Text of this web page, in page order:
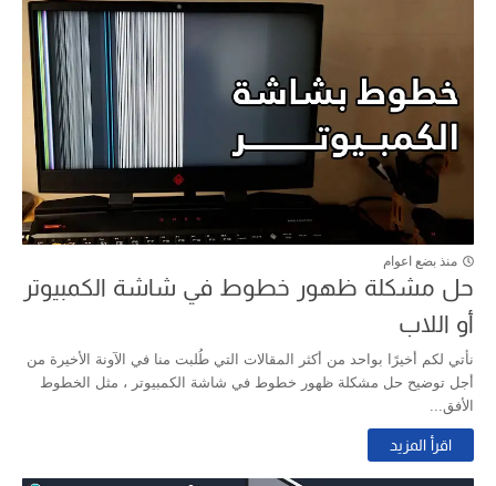
منذ بضع اعوام
حل مشكلة ظهور خطوط في شاشة الكمبيوتر
أو اللاب
نأتي لكم أخيرًا بواحد من أكثر المقالات التي طُلبت منا في الآونة الأخيرة من
أجل توضيح حل مشكلة ظهور خطوط في شاشة الكمبيوتر ، مثل الخطوط
الأفق...
اقرأ المزيد